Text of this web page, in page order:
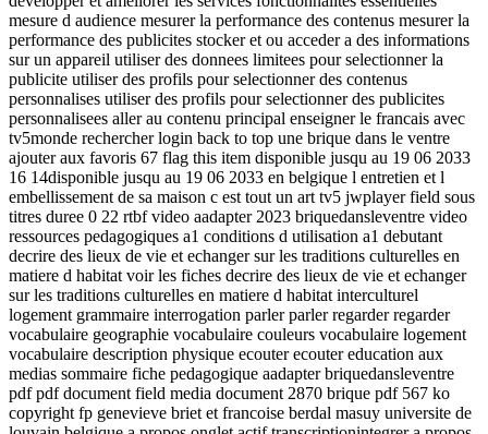
mesure d audience mesurer la performance des contenus mesurer la
performance des publicites stocker et ou acceder a des informations
sur un appareil utiliser des donnees limitees pour selectionner la
publicite utiliser des profils pour selectionner des contenus
personnalises utiliser des profils pour selectionner des publicites
personnalisees aller au contenu principal enseigner le francais avec
tv5monde rechercher login back to top une brique dans le ventre
ajouter aux favoris 67 flag this item disponible jusqu au 19 06 2033
16 14disponible jusqu au 19 06 2033 en belgique l entretien et l
embellissement de sa maison c est tout un art tv5 jwplayer field sous
titres duree 0 22 rtbf video aadapter 2023 briquedansleventre video
ressources pedagogiques a1 conditions d utilisation a1 debutant
decrire des lieux de vie et echanger sur les traditions culturelles en
matiere d habitat voir les fiches decrire des lieux de vie et echanger
sur les traditions culturelles en matiere d habitat interculturel
logement grammaire interrogation parler parler regarder regarder
vocabulaire geographie vocabulaire couleurs vocabulaire logement
vocabulaire description physique ecouter ecouter education aux
medias sommaire fiche pedagogique aadapter briquedansleventre
pdf pdf document field media document 2870 brique pdf 567 ko
copyright fp genevieve briet et francoise berdal masuy universite de